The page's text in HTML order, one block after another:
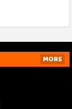
MORE